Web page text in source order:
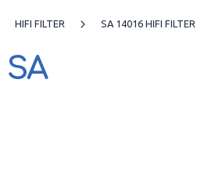
HIFI FILTER SA 14016 HIFI FILTER
SA